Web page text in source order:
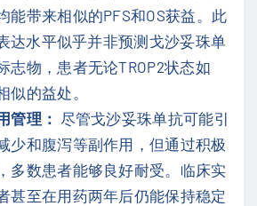
能带来相似的PFS和OS获益。此
达水平似乎并非预测戈沙妥珠单
志物，患者无论TROP2状态如
似的益处。
管理： 尽管戈沙妥珠单抗可能引
少和腹泻等副作用，但通过积极
多数患者能够良好耐受。临床实
甚至在用药两年后仍能保持稳定